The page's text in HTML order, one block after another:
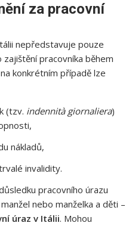
za pracovní
nepředstavuje pouze
pracovníka během
konkrétním případě lze
(tzv. indennità giornaliera)
nákladů,
invalidity.
pracovního úrazu
nebo manželka a děti –
úraz v Itálii. Mohou